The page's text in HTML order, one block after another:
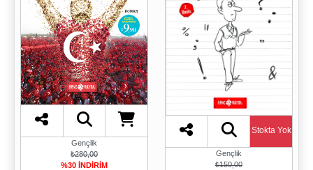
Gençlik
₺280,00
%30 İNDİRİM
Stokta Yok
Gençlik
₺150,00